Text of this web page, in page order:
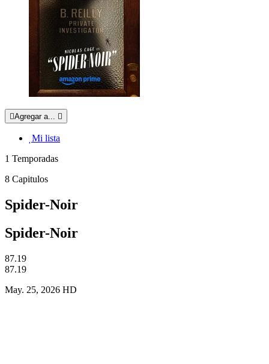
Agregar a...
Mi lista
1 Temporadas
8 Capitulos
Spider-Noir
Spider-Noir
87.19
87.19
May. 25, 2026 HD